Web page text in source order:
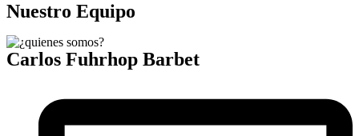
Nuestro Equipo
Carlos Fuhrhop Barbet